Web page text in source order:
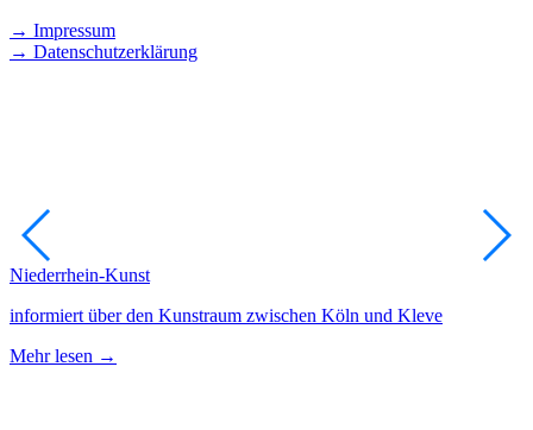
→ Impressum
→ Datenschutzerklärung
Niederrhein-Kunst
informiert über den Kunstraum zwischen Köln und Kleve
Mehr lesen →